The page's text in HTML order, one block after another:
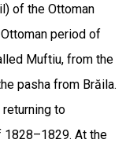
of the Ottoman
period of
Muftiu, from the
pasha from Brăila.
to
1828–1829. At the